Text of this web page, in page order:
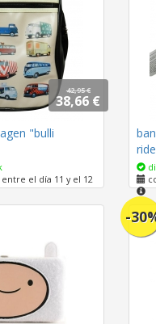
42,95 €
38,66 €
"bulli
el día 11 y el 12
-